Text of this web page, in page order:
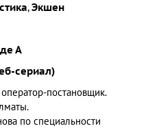
,Экшен
А
сериал)
постановщик.
по специальности